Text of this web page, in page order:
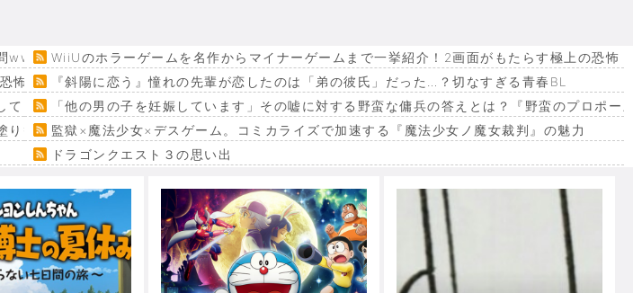
www WiiUのホラーゲームを名作からマイナーゲームまで一挙紹介！2画面がもたらす極上の恐怖
恐怖…
『斜陽に恋う』憧れの先輩が恋したのは「弟の彼氏」だった…？切なすぎる青春BL
てください！』「他の男の子を妊娠しています」その嘘に対する野蛮な傭兵の答えとは？『野蛮のプロポー
り替える監獄×魔法少女×デスゲーム。コミカライズで加速する『魔法少女ノ魔女裁判』の魅力
ドラゴンクエスト３の思い出